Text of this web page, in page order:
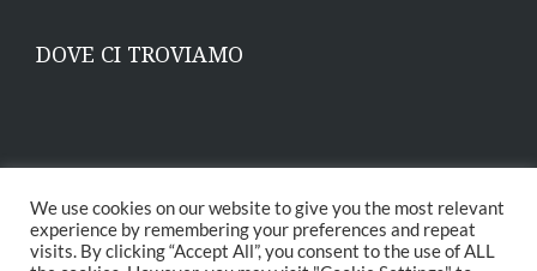
DOVE CI TROVIAMO
We use cookies on our website to give you the most relevant
experience by remembering your preferences and repeat
visits. By clicking “Accept All”, you consent to the use of ALL